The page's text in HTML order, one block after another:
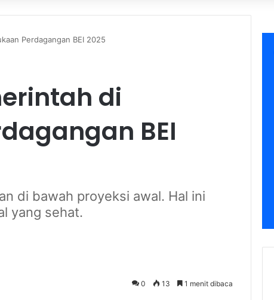
Perdagangan BEI 2025
di
BEI
di bawah proyeksi awal. Hal ini
yang sehat.
0 13 1 menit dibaca